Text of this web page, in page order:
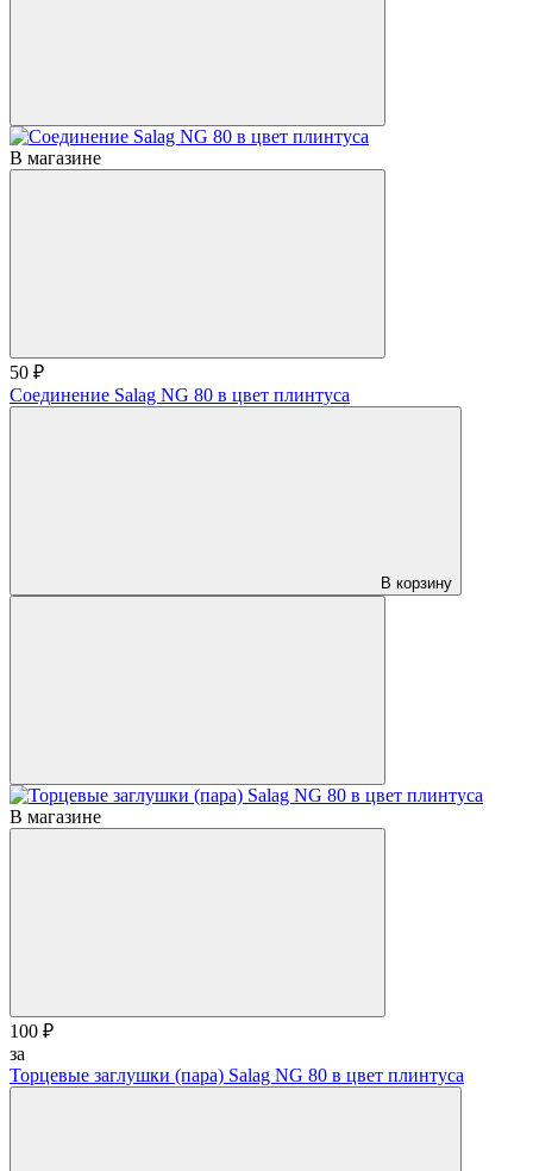
В магазине
50 ₽
Соединение Salag NG 80 в цвет плинтуса
В корзину
В магазине
100 ₽
за
Торцевые заглушки (пара) Salag NG 80 в цвет плинтуса